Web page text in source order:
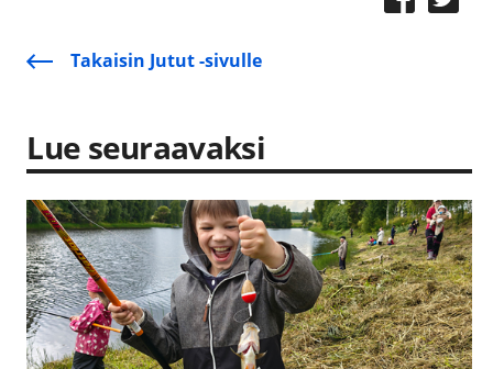
Takaisin Jutut -sivulle
Lue seuraavaksi